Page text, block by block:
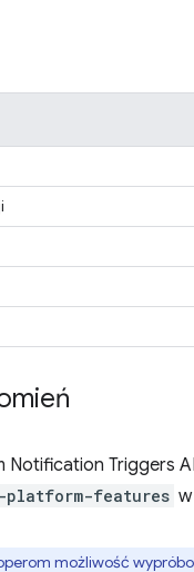
Triggers
platform-features w
możliwość